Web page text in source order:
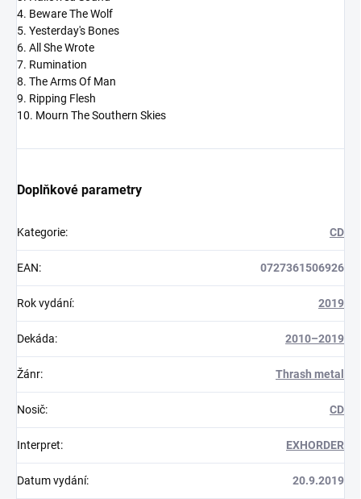
4. Beware The Wolf
5. Yesterday's Bones
6. All She Wrote
7. Rumination
8. The Arms Of Man
9. Ripping Flesh
10. Mourn The Southern Skies
Doplňkové parametry
Kategorie: CD
EAN: 0727361506926
Rok vydání: 2019
Dekáda: 2010–2019
Žánr: Thrash metal
Nosič: CD
Interpret: EXHORDER
Datum vydání: 20.9.2019